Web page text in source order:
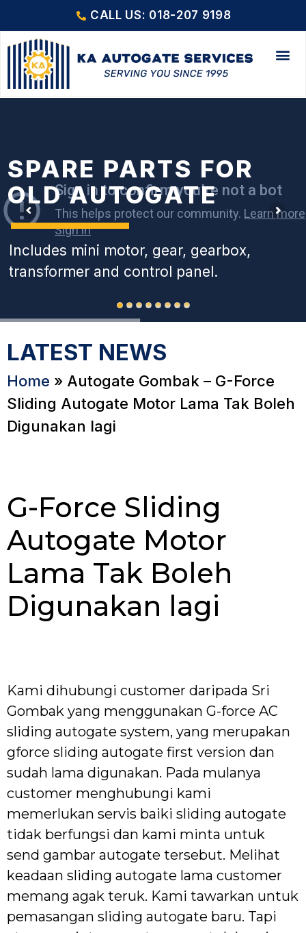
CALL US: 018-207 9198
SPARE PARTS FOR
OLD AUTOGATE
Includes mini motor, gear, gearbox,
transformer and control panel.
LATEST NEWS
Home » Autogate Gombak – G-Force
Sliding Autogate Motor Lama Tak Boleh
Digunakan lagi
G-Force Sliding
Autogate Motor
Lama Tak Boleh
Digunakan lagi
Kami dihubungi customer daripada Sri
Gombak yang menggunakan G-force AC
sliding autogate system, yang merupakan
gforce sliding autogate first version dan
sudah lama digunakan. Pada mulanya
customer menghubungi kami
memerlukan servis baiki sliding autogate
tidak berfungsi dan kami minta untuk
send gambar autogate tersebut. Melihat
keadaan sliding autogate lama customer
memang agak teruk. Kami tawarkan untuk
pemasangan sliding autogate baru. Tapi